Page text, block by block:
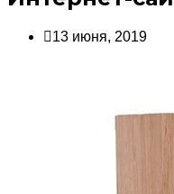
13 июня, 2019